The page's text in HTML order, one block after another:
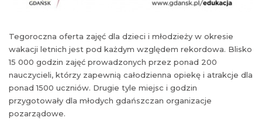
Tegoroczna oferta zajęć dla dzieci i młodzieży w okresie
wakacji letnich jest pod każdym względem rekordowa. Blisko
15 000 godzin zajęć prowadzonych przez ponad 200
nauczycieli, którzy zapewnią całodzienna opiekę i atrakcje dla
ponad 1500 uczniów. Drugie tyle miejsc i godzin
przygotowały dla młodych gdańszczan organizacje
pozarządowe.